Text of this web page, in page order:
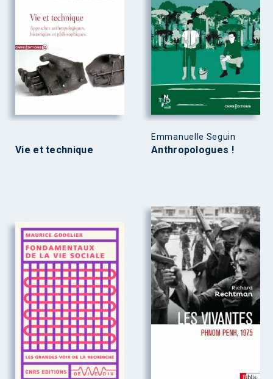
Vie et technique
Emmanuelle Seguin
Anthropologues !